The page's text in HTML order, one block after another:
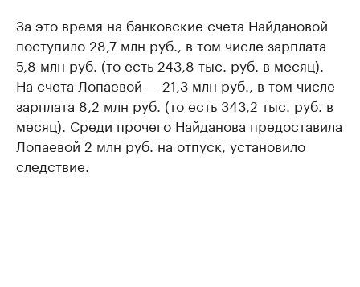
За это время на банковские счета Найдановой
поступило 28,7 млн руб., в том числе зарплата
5,8 млн руб. (то есть 243,8 тыс. руб. в месяц).
На счета Лопаевой — 21,3 млн руб., в том числе
зарплата 8,2 млн руб. (то есть 343,2 тыс. руб. в
месяц). Среди прочего Найданова предоставила
Лопаевой 2 млн руб. на отпуск, установило
следствие.